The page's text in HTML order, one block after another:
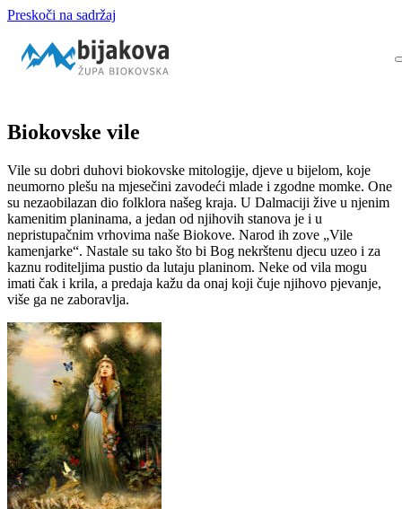
Preskoči na sadržaj
Biokovske vile
Vile su dobri duhovi biokovske mitologije, djeve u bijelom, koje
neumorno plešu na mjesečini zavodeći mlade i zgodne momke. One
su nezaobilazan dio folklora našeg kraja. U Dalmaciji žive u njenim
kamenitim planinama, a jedan od njihovih stanova je i u
nepristupačnim vrhovima naše Biokove. Narod ih zove „Vile
kamenjarke“. Nastale su tako što bi Bog nekrštenu djecu uzeo i za
kaznu roditeljima pustio da lutaju planinom. Neke od vila mogu
imati čak i krila, a predaja kažu da onaj koji čuje njihovo pjevanje,
više ga ne zaboravlja.